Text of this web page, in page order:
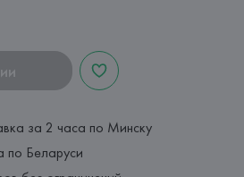
за 2 часа по Минску
по Беларуси